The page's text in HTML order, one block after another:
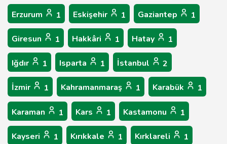
Erzurum 1 Eskişehir 1 Gaziantep 1
Giresun 1 Hakkâri 1 Hatay 1
Iğdır 1 Isparta 1 İstanbul 2
İzmir 1 Kahramanmaraş 1 Karabük 1
Karaman 1 Kars 1 Kastamonu 1
Kayseri 1 Kırıkkale 1 Kırklareli 1